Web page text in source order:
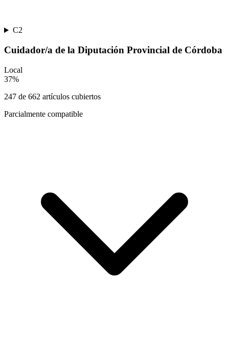
C2
Cuidador/a de la Diputación Provincial de Córdoba
Local
37%
247 de 662 artículos cubiertos
Parcialmente compatible